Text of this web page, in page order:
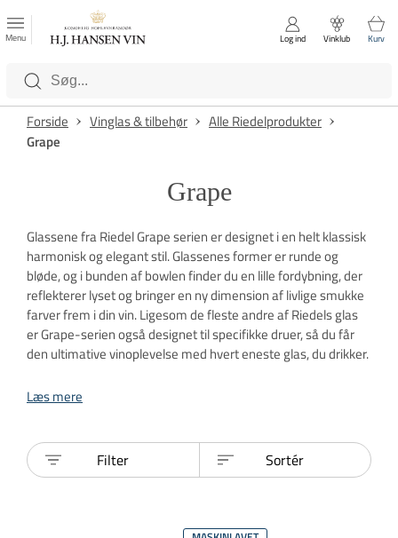
Luk
Kategorier
Menu Log ind Vinklub Kurv
Forside Vinglas & tilbehør
Alle Riedelprodukter
Grape
Grape
Glassene fra Riedel Grape serien er designet i en helt klassisk
harmonisk og elegant stil. Glassenes former er runde og
bløde, og i bunden af bowlen finder du en lille fordybning, der
reflekterer lyset og bringer en ny dimension af livlige smukke
farver frem i din vin. Ligesom de fleste andre af Riedels glas
er Grape-serien også designet til specifikke druer, så du får
den ultimative vinoplevelse med hvert eneste glas, du drikker.
Læs mere
Filter Sortér